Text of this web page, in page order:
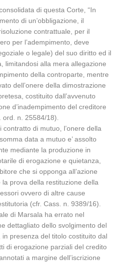
di questa Corte, “In
di un’obbligazione, il
contrattuale, per il
per l’adempimento, deve
o legale) del suo diritto ed il
limitandosi alla mera allegazione
della controparte, mentre
dell’onere della dimostrazione
costituito dall’avvenuto
d’inadempimento del creditore
ord. n. 25584/18).
contratto di mutuo, l’onere della
data a mutuo e’ assolto
mediante la produzione in
di erogazione e quietanza,
che si opponga all’azione
prova della restituzione della
ovvero di altre cause
(cfr. Cass. n. 9389/16).
di Marsala ha errato nel
dettagliato dello svolgimento del
presenza del titolo costituito dal
di erogazione parziali del credito
a margine dell’iscrizione